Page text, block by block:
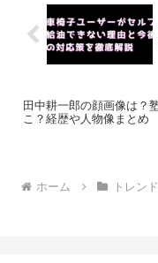
田中耕一郎の顔画像は？
こ？経歴や人物像まとめ
ホーム トレンド